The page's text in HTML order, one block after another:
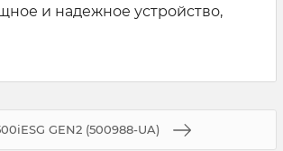
и надежное устройство,
GEN2 (500988-UA)